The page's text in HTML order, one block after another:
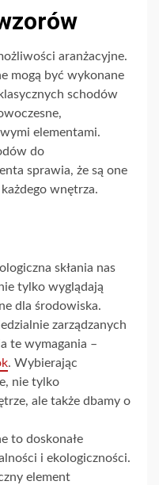
aranżacyjne.
mogą być wykonane
schodów
elementami.
do
sprawia, że są one
wnętrza.
skłania nas
tylko wyglądają
dla środowiska.
zarządzanych
te wymagania –
. Wybierając
nie tylko
ale także dbamy o
to doskonałe
i ekologiczności.
element